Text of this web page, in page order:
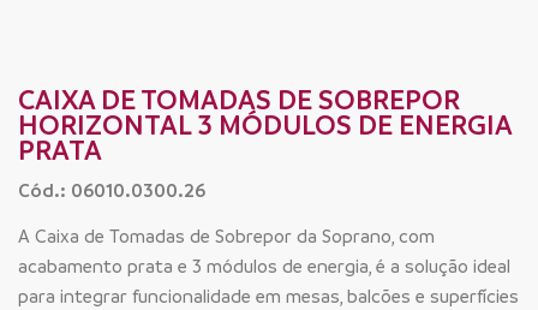
CAIXA DE TOMADAS DE SOBREPOR
HORIZONTAL 3 MÓDULOS DE ENERGIA
PRATA
Cód.: 06010.0300.26
A Caixa de Tomadas de Sobrepor da Soprano, com
acabamento prata e 3 módulos de energia, é a solução ideal
para integrar funcionalidade em mesas, balcões e superfícies